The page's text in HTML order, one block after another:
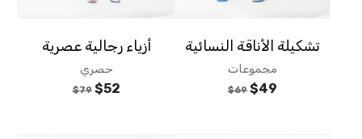
أزياء رجالية عصرية
حصري
$79 $52
تشكيلة الأناقة النسائية
مجموعات
$69 $49